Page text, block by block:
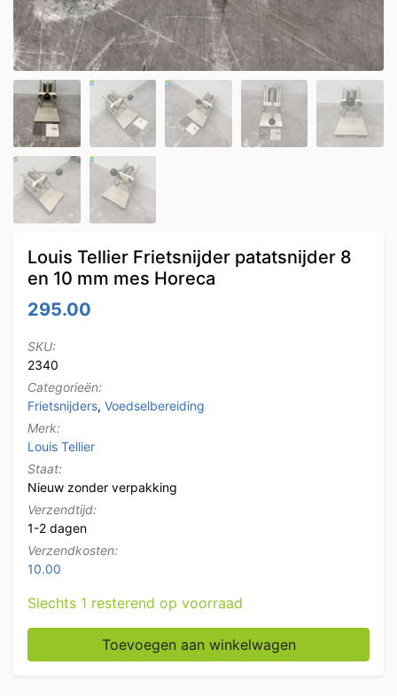
Louis Tellier Frietsnijder patatsnijder 8
en 10 mm mes Horeca
295.00
SKU:
2340
Categorieën:
Frietsnijders, Voedselbereiding
Merk:
Louis Tellier
Staat:
Nieuw zonder verpakking
Verzendtijd:
1-2 dagen
Verzendkosten:
10.00
Slechts 1 resterend op voorraad
Louis Tellier Frietsnijder patatsnijder 8 en 10 mm mes
Toevoegen aan winkelwagen